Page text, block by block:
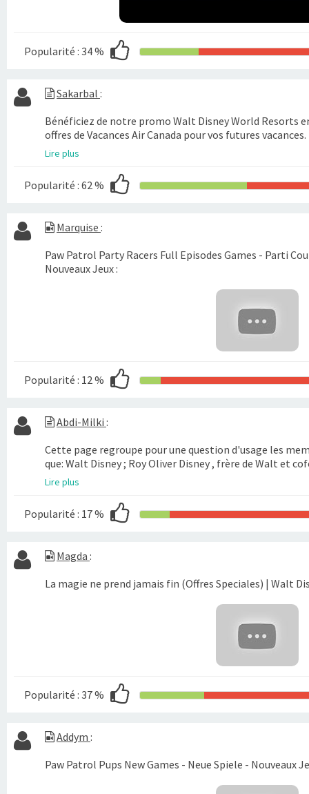
Popularité : 34 %
Sakarbal :
Bénéficiez de notre promo Walt Disney World Resorts
offres de Vacances Air Canada pour vos futures vacances.
Lire plus
Popularité : 62 %
Marquise :
Paw Patrol Party Racers Full Episodes Games - Parti
Nouveaux Jeux :
Popularité : 12 %
Abdi-Milki :
Cette page regroupe pour une question d'usage les
que: Walt Disney ; Roy Oliver Disney , frère de Walt et
Lire plus
Popularité : 17 %
Magda :
La magie ne prend jamais fin (Offres Speciales) | Walt
Popularité : 37 %
Addym :